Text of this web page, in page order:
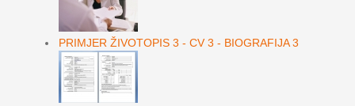
PRIMJER ŽIVOTOPIS 3 - CV 3 - BIOGRAFIJA 3